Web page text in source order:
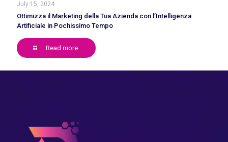
July 15, 2024
Ottimizza il Marketing della Tua Azienda con l’Intelligenza
Artificiale in Pochissimo Tempo
Read more